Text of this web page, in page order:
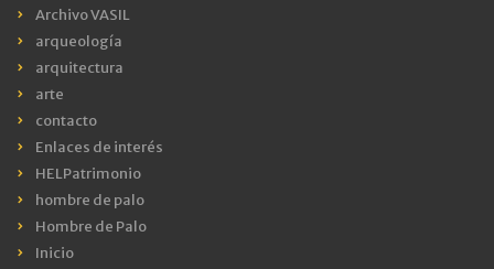
Archivo VASIL
arqueología
arquitectura
arte
contacto
Enlaces de interés
HELPatrimonio
hombre de palo
Hombre de Palo
Inicio